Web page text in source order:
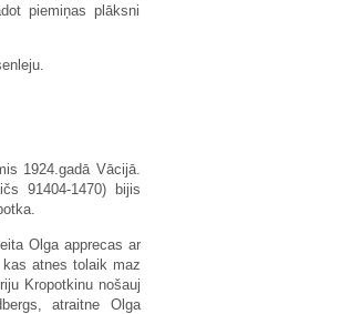
piemiņas plāksni
1924.gadā Vācijā.
91404-1470) bijis
Olga apprecas ar
kas atnes tolaik maz
Kropotkinu nošauj
atraitne Olga